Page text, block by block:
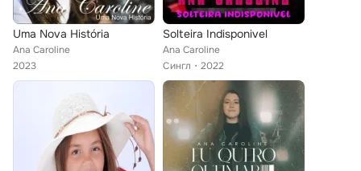
Uma Nova História
Ana Caroline
2023
Solteira Indisponivel
Ana Caroline
Сингл
2022